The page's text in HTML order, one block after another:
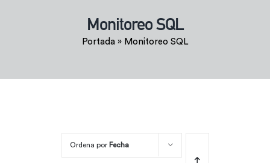
Monitoreo SQL
Portada» Monitoreo SQL
Ordena por Fecha